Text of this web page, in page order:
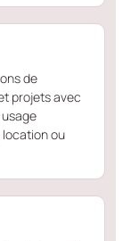
de
projets avec
ou